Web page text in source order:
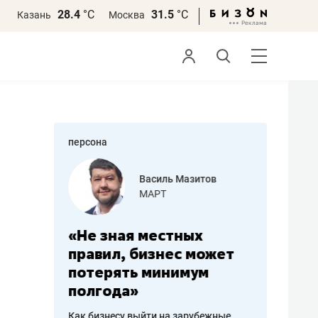
Казань 28.4 °С Москва 31.5 °С
персона
Василь Мазитов
МАРТ
«Не зная местных
правил, бизнес может
потерять минимум
полгода»